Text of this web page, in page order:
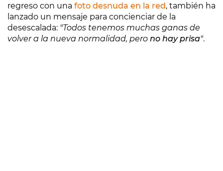
regreso con una foto desnuda en la red, también ha
lanzado un mensaje para concienciar de la
desescalada: "Todos tenemos muchas ganas de
volver a la nueva normalidad, pero no hay prisa".